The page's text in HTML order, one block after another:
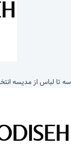
سه تا لباس از مدیسه